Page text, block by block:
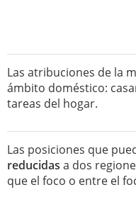
Las atribuciones de la
ámbito doméstico:
tareas del hogar.
Las posiciones que
reducidas a dos
que el foco o entre el